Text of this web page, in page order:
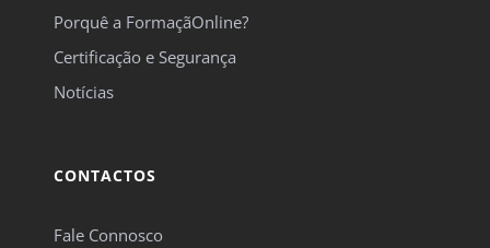
Porquê a FormaçãOnline?
Certificação e Segurança
Notícias
CONTACTOS
Fale Connosco